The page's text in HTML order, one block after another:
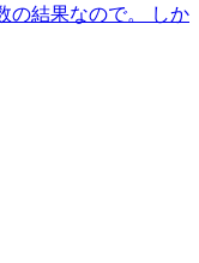
の結果なので。 しか